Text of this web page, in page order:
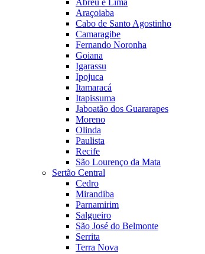
Abreu e Lima
Araçoiaba
Cabo de Santo Agostinho
Camaragibe
Fernando Noronha
Goiana
Igarassu
Ipojuca
Itamaracá
Itapissuma
Jaboatão dos Guararapes
Moreno
Olinda
Paulista
Recife
São Lourenço da Mata
Sertão Central
Cedro
Mirandiba
Parnamirim
Salgueiro
São José do Belmonte
Serrita
Terra Nova